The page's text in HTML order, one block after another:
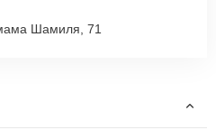
Шамиля, 71